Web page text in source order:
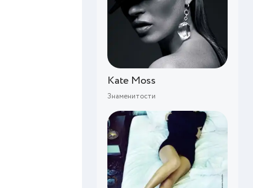
Kate Moss
Знаменитости